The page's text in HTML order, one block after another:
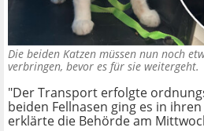
Die beiden Katzen müssen nun noch
verbringen, bevor es für sie
"Der Transport erfolgte
beiden Fellnasen ging es in
erklärte die Behörde am